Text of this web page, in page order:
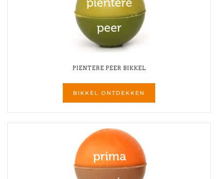
PIENTERE PEER BIKKEL
BIKKEL ONTDEKKEN